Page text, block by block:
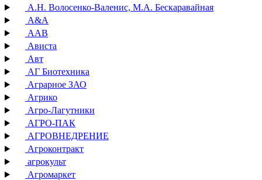
А.Н. Волосенко-Валенис, М.А. Бескаравайная
А&А
ААВ
Ависта
Авт
АГ Биотехника
Аграрное ЗАО
Агрико
Агро-Лагутники
АГРО-ПАК
АГРОВНЕДРЕНИЕ
Агроконтракт
агрокульт
Агромаркет